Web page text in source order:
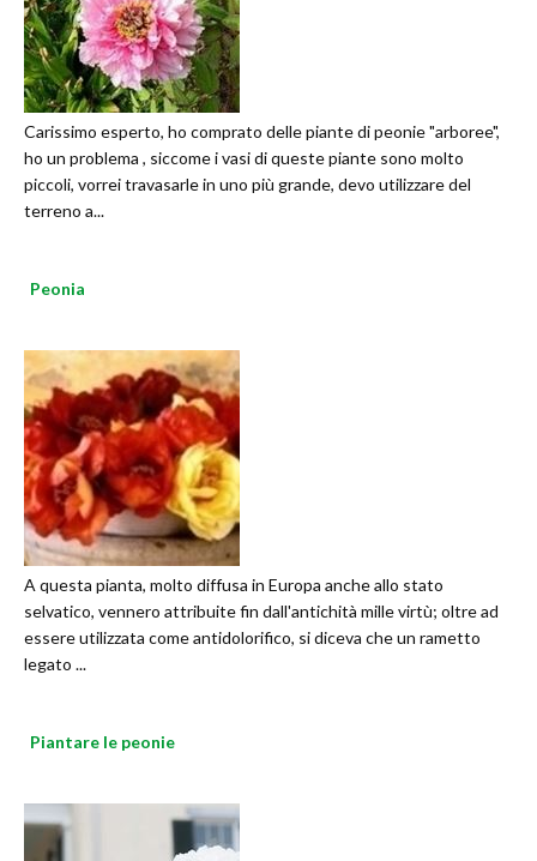
Carissimo esperto, ho comprato delle piante di peonie "arboree",
ho un problema , siccome i vasi di queste piante sono molto
piccoli, vorrei travasarle in uno più grande, devo utilizzare del
terreno a...
Peonia
A questa pianta, molto diffusa in Europa anche allo stato
selvatico, vennero attribuite fin dall'antichità mille virtù; oltre ad
essere utilizzata come antidolorifico, si diceva che un rametto
legato ...
Piantare le peonie